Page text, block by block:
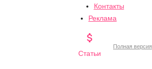
Контакты
Реклама

Статьи
Полная версия